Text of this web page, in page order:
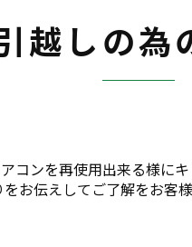
越しの為
コンを再使用出来る様に
お伝えしてご了解をお客